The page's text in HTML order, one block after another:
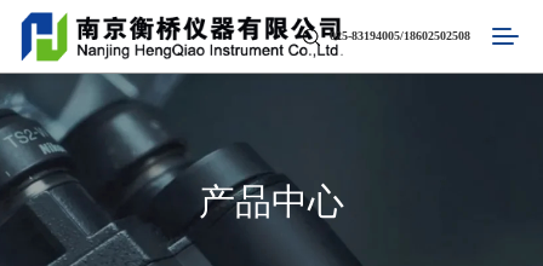
025-83194005/18602502508
产品中心